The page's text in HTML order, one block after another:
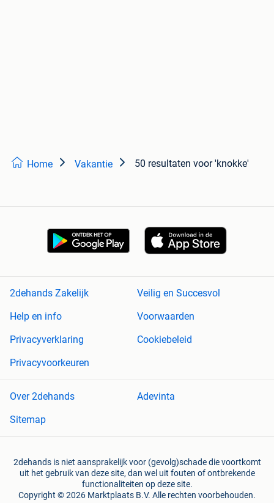
Home Vakantie 50 resultaten voor 'knokke'
2dehands Zakelijk
Veilig en Succesvol
Help en info
Voorwaarden
Privacyverklaring
Cookiebeleid
Privacyvoorkeuren
Over 2dehands
Adevinta
Sitemap
2dehands is niet aansprakelijk voor (gevolg)schade die voortkomt
uit het gebruik van deze site, dan wel uit fouten of ontbrekende
functionaliteiten op deze site.
Copyright © 2026 Marktplaats B.V. Alle rechten voorbehouden.